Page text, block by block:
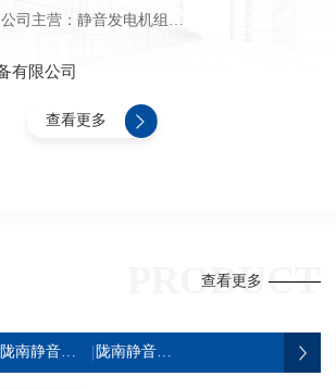
公司主营：静音发电机组…
查看更多
PRODUCT
查看更多
陇南静音发电机组 陇南静音发电车